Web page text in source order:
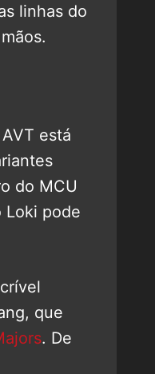
linhas do
está
do MCU
Loki pode
que
. De